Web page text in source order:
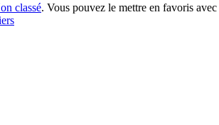
classé. Vous pouvez le mettre en favoris avec